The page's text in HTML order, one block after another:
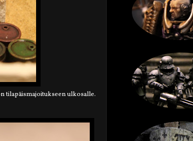
tilapäismajoitukseen ulkosalle.